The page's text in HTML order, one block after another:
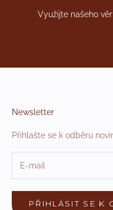
Využijte našeho
Newsletter
Přihlašte se k odběru
PŘIHLÁSIT SE K